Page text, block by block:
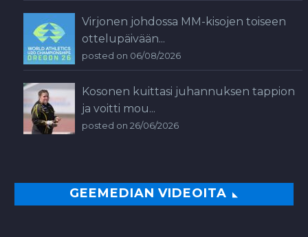
Virjonen johdossa MM-kisojen toiseen
ottelupäivään...
posted on 06/08/2026
Kosonen kuittasi juhannuksen tappion
ja voitti mou...
posted on 26/06/2026
GEEMEDIAN VIDEOITA